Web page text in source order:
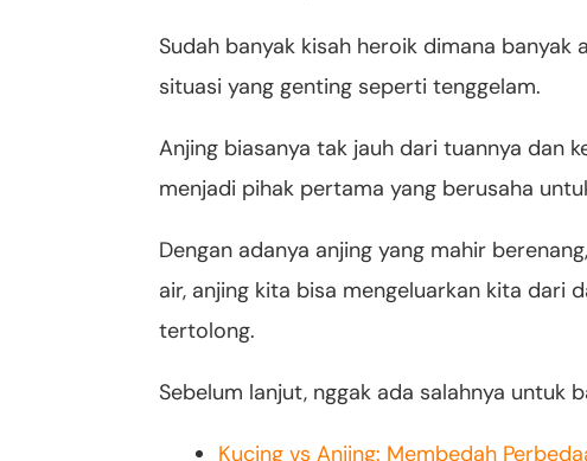
Sudah banyak kisah heroik dimana
situasi yang genting seperti tenggelam.
Anjing biasanya tak jauh dari tuannya dan
menjadi pihak pertama yang berusaha
Dengan adanya anjing yang mahir
air, anjing kita bisa mengeluarkan kita dari
tertolong.
Sebelum lanjut, nggak ada salahnya untuk
Kucing vs Anjing: Membedah